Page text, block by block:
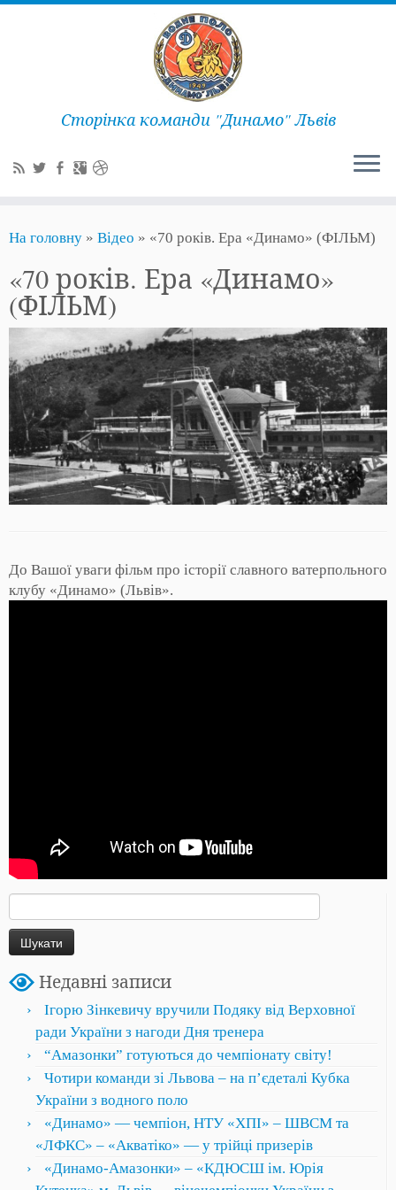
Сторінка команди "Динамо" Львів
На головну » Відео » «70 років. Ера «Динамо» (ФІЛЬМ)
«70 років. Ера «Динамо»
(ФІЛЬМ)
До Вашої уваги фільм про історії славного ватерпольного
клубу «Динамо» (Львів».
Недавні записи
Ігорю Зінкевичу вручили Подяку від Верховної
ради України з нагоди Дня тренера
“Амазонки” готуються до чемпіонату світу!
Чотири команди зі Львова – на пʼєдеталі Кубка
України з водного поло
«Динамо» — чемпіон, НТУ «ХПІ» – ШВСМ та
«ЛФКС» – «Акватіко» — у трійці призерів
«Динамо-Амазонки» – «КДЮСШ ім. Юрія